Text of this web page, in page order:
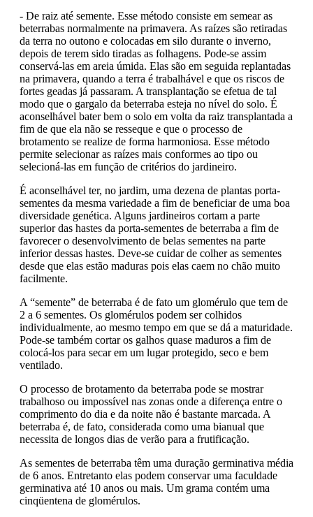
- De raiz até semente. Esse método consiste em semear as
beterrabas normalmente na primavera. As raízes são retiradas
da terra no outono e colocadas em silo durante o inverno,
depois de terem sido tiradas as folhagens. Pode-se assim
conservá-las em areia úmida. Elas são em seguida replantadas
na primavera, quando a terra é trabalhável e que os riscos de
fortes geadas já passaram. A transplantação se efetua de tal
modo que o gargalo da beterraba esteja no nível do solo. É
aconselhável bater bem o solo em volta da raiz transplantada a
fim de que ela não se resseque e que o processo de
brotamento se realize de forma harmoniosa. Esse método
permite selecionar as raízes mais conformes ao tipo ou
selecioná-las em função de critérios do jardineiro.
É aconselhável ter, no jardim, uma dezena de plantas porta-
sementes da mesma variedade a fim de beneficiar de uma boa
diversidade genética. Alguns jardineiros cortam a parte
superior das hastes da porta-sementes de beterraba a fim de
favorecer o desenvolvimento de belas sementes na parte
inferior dessas hastes. Deve-se cuidar de colher as sementes
desde que elas estão maduras pois elas caem no chão muito
facilmente.
A “semente” de beterraba é de fato um glomérulo que tem de
2 a 6 sementes. Os glomérulos podem ser colhidos
individualmente, ao mesmo tempo em que se dá a maturidade.
Pode-se também cortar os galhos quase maduros a fim de
colocá-los para secar em um lugar protegido, seco e bem
ventilado.
O processo de brotamento da beterraba pode se mostrar
trabalhoso ou impossível nas zonas onde a diferença entre o
comprimento do dia e da noite não é bastante marcada. A
beterraba é, de fato, considerada como uma bianual que
necessita de longos dias de verão para a frutificação.
As sementes de beterraba têm uma duração germinativa média
de 6 anos. Entretanto elas podem conservar uma faculdade
germinativa até 10 anos ou mais. Um grama contém uma
cinqüentena de glomérulos.